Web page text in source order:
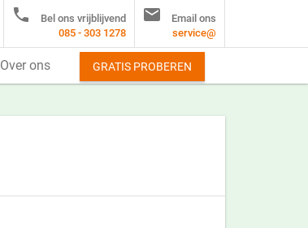

Bel ons vrijblijvend
085 - 303 1278

Email ons
service@
Over ons GRATIS PROBEREN